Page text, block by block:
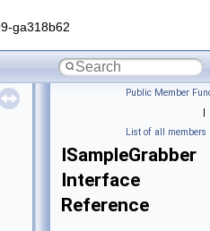
ga318b62
Public Member
|
List of all members
ISampleGrabber
Interface
Reference